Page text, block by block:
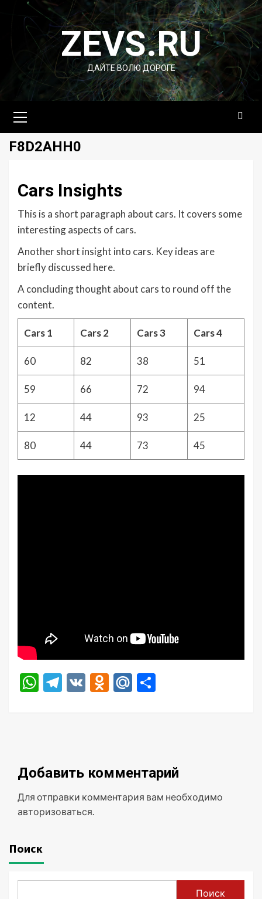
Перейти
содержимомуZEVS.RU
ДАЙТЕ ВОЛЮ ДОРОГЕ
меню
F8D2AHH0
Cars Insights
This is a short paragraph about cars. It covers some
interesting aspects of cars.
Another short insight into cars. Key ideas are
briefly discussed here.
A concluding thought about cars to round off the
content.
Cars 1 Cars 2 Cars 3 Cars 4
60 82 38 51
59 66 72 94
12 44 93 25
80 44 73 45
WhatsApp
Telegram
VK Odnoklassniki
Mail.Ru
Добавить комментарий
Для отправки комментария вам необходимо
авторизоваться
Поиск
Поиск